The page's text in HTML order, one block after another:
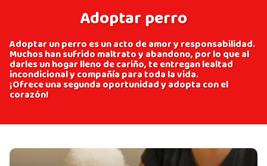
Adoptar perro
Adoptar un perro es un acto de amor y responsabilidad.
Muchos han sufrido maltrato y abandono, por lo que al
darles un hogar lleno de cariño, te entregan lealtad
incondicional y compañía para toda la vida.
¡Ofrece una segunda oportunidad y adopta con el
corazón!